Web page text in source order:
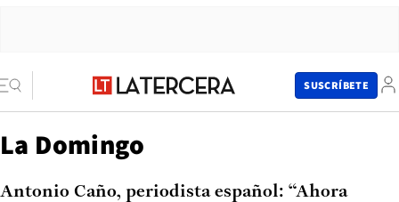
SUSCRÍBETE
La Domingo
Antonio Caño, periodista español: “Ahora